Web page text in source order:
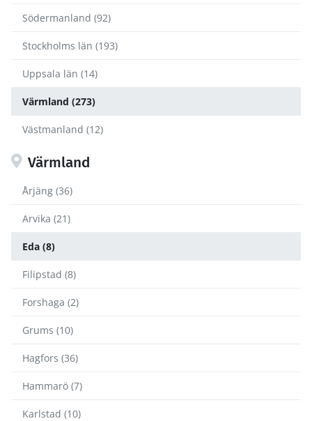
Södermanland (92)
Stockholms län (193)
Uppsala län (14)
Värmland (273)
Västmanland (12)
Värmland
Årjäng (36)
Arvika (21)
Eda (8)
Filipstad (8)
Forshaga (2)
Grums (10)
Hagfors (36)
Hammarö (7)
Karlstad (10)